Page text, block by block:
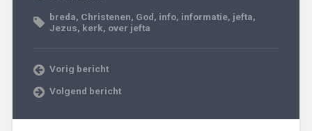
breda, Christenen, God, info, informatie, jefta,
Jezus, kerk, over jefta
Vorig bericht
Volgend bericht